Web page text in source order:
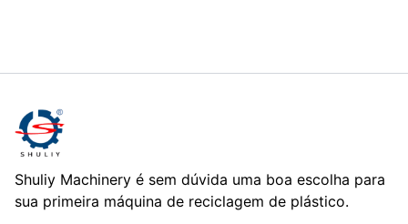
Shuliy Machinery é sem dúvida uma boa escolha para
sua primeira máquina de reciclagem de plástico.